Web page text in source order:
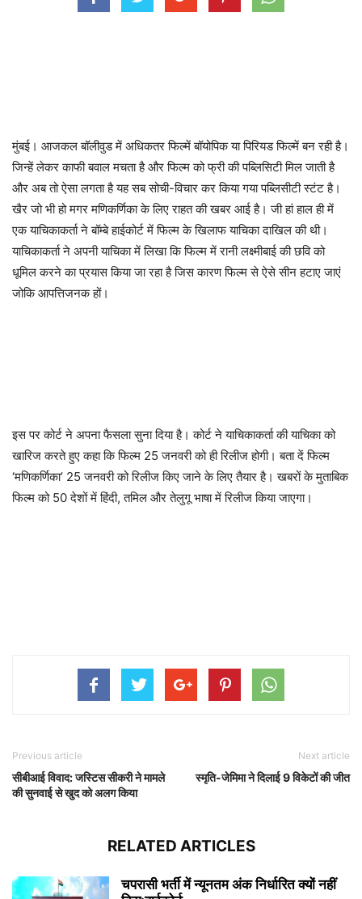
मुंबई। आजकल बॉलीवुड में अधिकतर फिल्में बॉयोपिक या पिरियड फिल्में बन रही है।
जिन्हें लेकर काफी बवाल मचता है और फिल्म को फ्री की पब्लिसिटी मिल जाती है
और अब तो ऐसा लगता है यह सब सोची-विचार कर किया गया पब्लिसीटी स्टंट है।
खैर जो भी हो मगर मणिकर्णिका के लिए राहत की खबर आई है। जी हां हाल ही में
एक याचिकाकर्ता ने बॉम्बे हाईकोर्ट में फिल्म के खिलाफ याचिका दाखिल की थी।
याचिकाकर्ता ने अपनी याचिका में लिखा कि फिल्म में रानी लक्ष्मीबाई की छवि को
धूमिल करने का प्रयास किया जा रहा है जिस कारण फिल्म से ऐसे सीन हटाए जाएं
जोकि आपत्तिजनक हों।
इस पर कोर्ट ने अपना फैसला सुना दिया है। कोर्ट ने याचिकाकर्ता की याचिका को
खारिज करते हुए कहा कि फिल्म 25 जनवरी को ही रिलीज होगी। बता दें फिल्म
‘मणिकर्णिका’ 25 जनवरी को रिलीज किए जाने के लिए तैयार है। खबरों के मुताबिक
फिल्म को 50 देशों में हिंदी, तमिल और तेलुगू भाषा में रिलीज किया जाएगा।
Previous article
सीबीआई विवाद: जस्टिस सीकरी ने मामले
की सुनवाई से खुद को अलग किया
Next article
स्मृति-जेमिमा ने दिलाई 9 विकेटों की जीत
RELATED ARTICLES
चपरासी भर्ती में न्यूनतम अंक निर्धारित क्यों नहीं